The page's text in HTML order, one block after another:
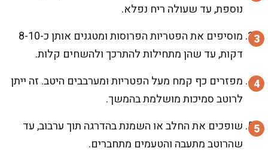
נוספת, עד שעולה ריח נפלא.
מוסיפים את הפטריות הפרוסות ומטגנים אותן כ-8-10
דקות, עד שהן מתחילות להתרכך ולהשחים קלות.
מפזרים כף קמח מעל הפטריות ומערבבים היטב. זה ייתן
לרוטב סמיכות מושלמת בהמשך.
שופכים את החלב או השמנת בהדרגה תוך ערבוב, עד
שהרוטב מתעבה והטעמים מתחברים.